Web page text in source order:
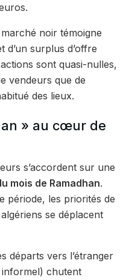
noir témoigne
d’un surplus d’offre
sont quasi-nulles,
vendeurs que de
des lieux.
» au cœur de
s’accordent sur une
mois de Ramadhan.
période, les priorités de
se déplacent
départs vers l’étranger
chutent